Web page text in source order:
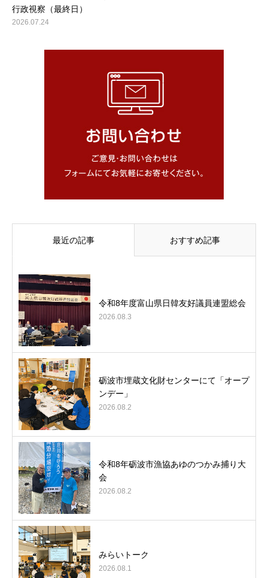
行政視察（最終日）
2026.07.24
最近の記事 おすすめ記事
令和8年度富山県日韓友好議員連盟総会
2026.08.3
砺波市埋蔵文化財センターにて「オープ
ンデー」
2026.08.2
令和8年砺波市漁協あゆのつかみ捕り大
会
2026.08.2
みらいトーク
2026.08.1